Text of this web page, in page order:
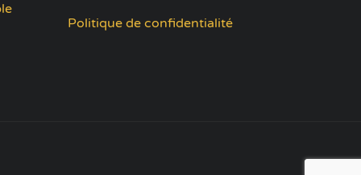
Politique de confidentialité